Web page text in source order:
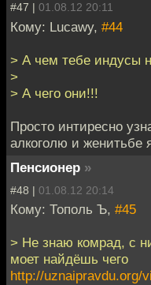
#47 | 01.08.12 20:11
Кому: Lucawy, #44
> А чем тебе индусы
>
> А чего они!!!
Просто интиресно
алкоголю и женитьбе
Пенсионер »
#48 | 01.08.12 20:14
Кому: Тополь Ъ, #45
> Не знаю комрад, с
моет найдёшь чего
http://uznaipravdu.org/